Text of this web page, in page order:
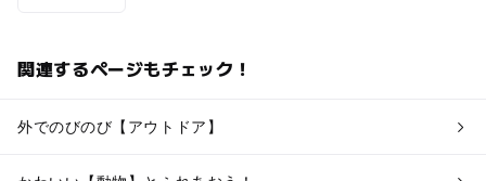
関連するページもチェック！
外でのびのび【アウトドア】